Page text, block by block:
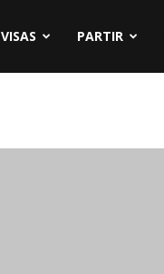
VISAS PARTIR